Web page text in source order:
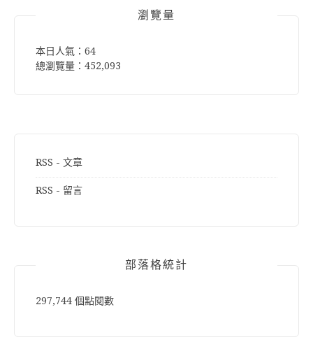
瀏覽量
本日人氣：64
總瀏覽量：452,093
RSS - 文章
RSS - 留言
部落格統計
297,744 個點閱數